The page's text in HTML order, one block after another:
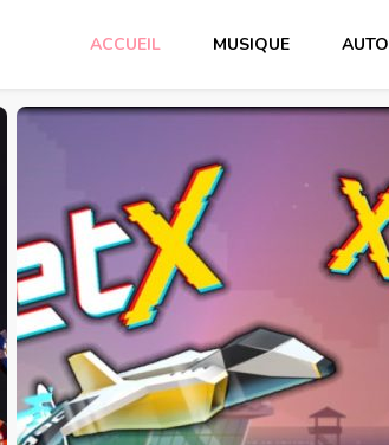
ACCUEIL MUSIQUE AUTO